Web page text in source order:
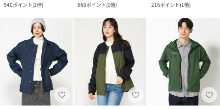
540ポイント(1倍)
660ポイント(1倍)
216ポイント(1倍)